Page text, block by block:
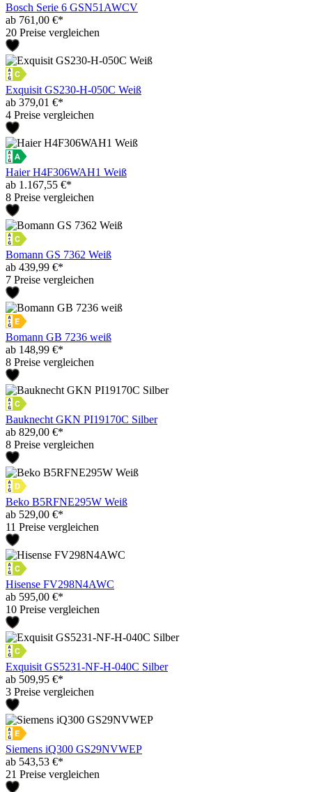
Bosch Serie 6 GSN51AWCV
ab 761,00 €*
20 Preise vergleichen
Exquisit GS230-H-050C Weiß
ab 379,01 €*
4 Preise vergleichen
Haier H4F306WAH1 Weiß
ab 1.167,55 €*
8 Preise vergleichen
Bomann GS 7362 Weiß
ab 439,99 €*
7 Preise vergleichen
Bomann GB 7236 weiß
ab 148,99 €*
8 Preise vergleichen
Bauknecht GKN PI19170C Silber
ab 829,00 €*
8 Preise vergleichen
Beko B5RFNE295W Weiß
ab 529,00 €*
11 Preise vergleichen
Hisense FV298N4AWC
ab 595,00 €*
10 Preise vergleichen
Exquisit GS5231-NF-H-040C Silber
ab 509,95 €*
3 Preise vergleichen
Siemens iQ300 GS29NVWEP
ab 543,53 €*
21 Preise vergleichen